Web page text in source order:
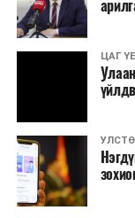
томилолт,
Зайлшгүй
тавилга,
Батлан
Хуулиар
контент,
Заавал
ЦАГ ҮЕ